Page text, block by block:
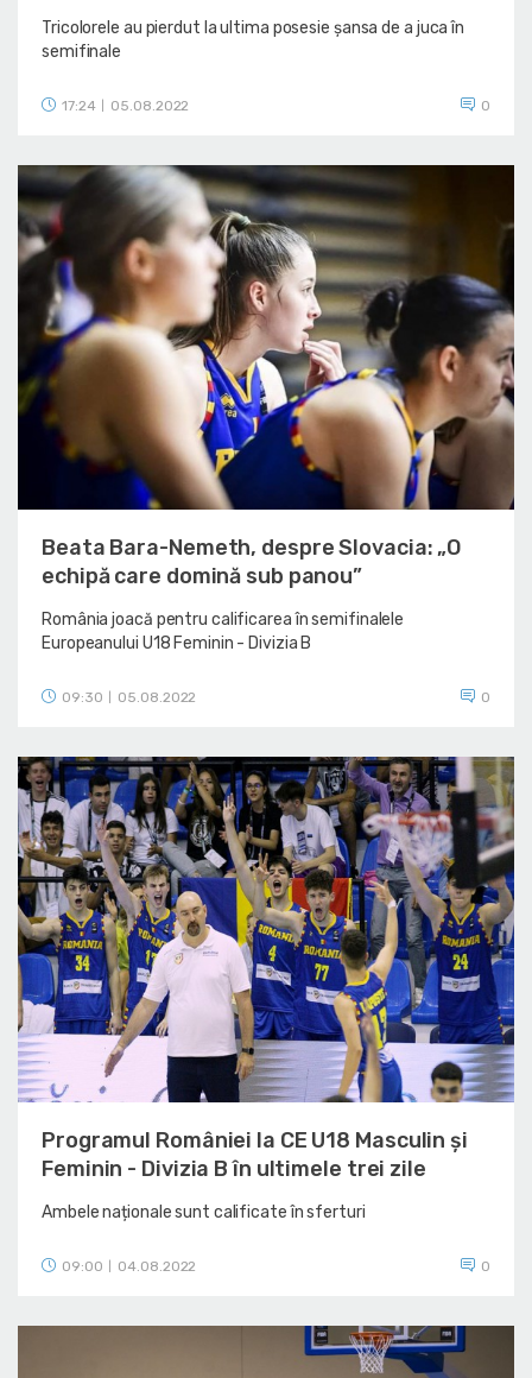
Tricolorele au pierdut la ultima posesie șansa de a juca în
semifinale
17:24 05.08.2022 0
Beata Bara-Nemeth, despre Slovacia: „O
echipă care domină sub panou”
România joacă pentru calificarea în semifinalele
Europeanului U18 Feminin - Divizia B
09:30 05.08.2022 0
Programul României la CE U18 Masculin și
Feminin - Divizia B în ultimele trei zile
Ambele naționale sunt calificate în sferturi
09:00 04.08.2022 0